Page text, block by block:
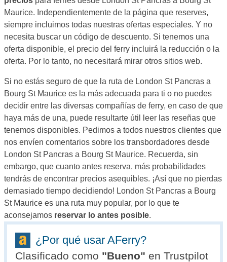
Maurice. Independientemente de la página que reserves,
siempre incluimos todas nuestras ofertas especiales. Y no
necesita buscar un código de descuento. Si tenemos una
oferta disponible, el precio del ferry incluirá la reducción o la
oferta. Por lo tanto, no necesitará mirar otros sitios web.
Si no estás seguro de que la ruta de London St Pancras a
Bourg St Maurice es la más adecuada para ti o no puedes
decidir entre las diversas compañías de ferry, en caso de que
haya más de una, puede resultarte útil leer las reseñas que
tenemos disponibles. Pedimos a todos nuestros clientes que
nos envíen comentarios sobre los transbordadores desde
London St Pancras a Bourg St Maurice. Recuerda, sin
embargo, que cuanto antes reserva, más probabilidades
tendrás de encontrar precios asequibles. ¡Así que no pierdas
demasiado tiempo decidiendo! London St Pancras a Bourg
St Maurice es una ruta muy popular, por lo que te
aconsejamos reservar lo antes posible.
¿Por qué usar AFerry?
Clasificado como "Bueno" en Trustpilot